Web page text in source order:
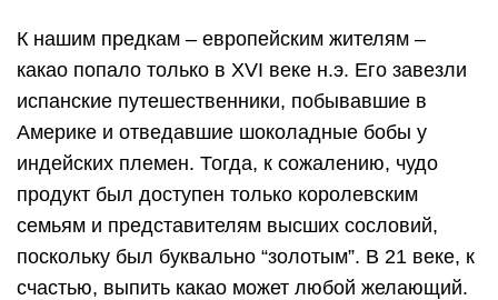
К нашим предкам – европейским жителям –
какао попало только в XVI веке н.э. Его завезли
испанские путешественники, побывавшие в
Америке и отведавшие шоколадные бобы у
индейских племен. Тогда, к сожалению, чудо
продукт был доступен только королевским
семьям и представителям высших сословий,
поскольку был буквально “золотым”. В 21 веке, к
счастью, выпить какао может любой желающий.